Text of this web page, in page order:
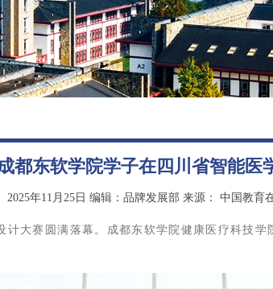
国际教育学院
数据科学与基础学院
马克思主义学院
继续教育（培训）学院
都东软学院学子在四川省智能
2025年11月25日 编辑：品牌发展部 来源： 中国教育
大赛圆满落幕。成都东软学院健康医疗科技